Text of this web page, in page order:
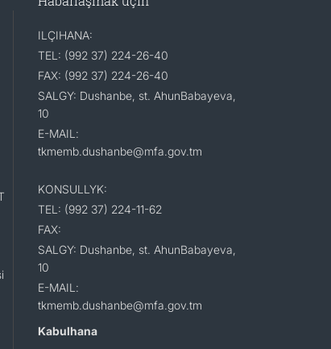
ILÇIHANA:
TEL: (992 37) 224-26-40
FAX: (992 37) 224-26-40
SALGY: Dushanbe, st. AhunBabayeva,
10
E-MAIL:
tkmemb.dushanbe@mfa.gov.tm
KONSULLYK:
TEL: (992 37) 224-11-62
FAX:
SALGY: Dushanbe, st. AhunBabayeva,
10
E-MAIL:
tkmemb.dushanbe@mfa.gov.tm
Kabulhana